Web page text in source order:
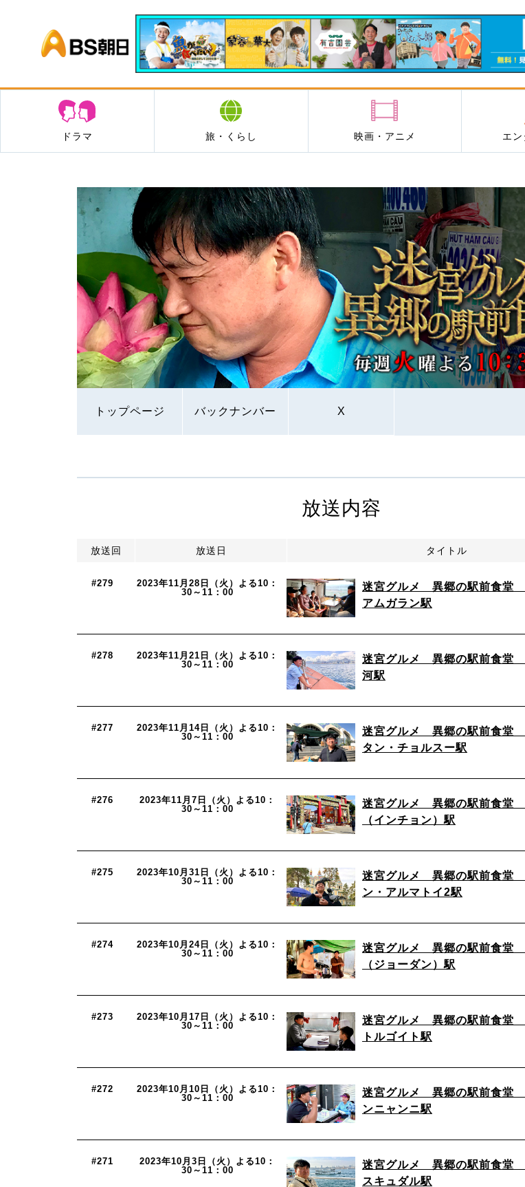
BS朝日
ドラマ 旅・くらし 映画・アニメ エ
トップページ バックナンバー X
放送内容
放送回 放送日 タイトル
#279
2023年11月28日（火）よる10：
30～11：00
迷宮グルメ 異郷の駅前食堂
アムガラン駅
#278
2023年11月21日（火）よる10：
30～11：00
迷宮グルメ 異郷の駅前食堂
河駅
#277
2023年11月14日（火）よる10：
30～11：00
迷宮グルメ 異郷の駅前食堂
タン・チョルスー駅
#276
2023年11月7日（火）よる10：
30～11：00
迷宮グルメ 異郷の駅前食堂
（インチョン）駅
#275
2023年10月31日（火）よる10：
30～11：00
迷宮グルメ 異郷の駅前食堂
ン・アルマトイ2駅
#274
2023年10月24日（火）よる10：
30～11：00
迷宮グルメ 異郷の駅前食堂
（ジョーダン）駅
#273
2023年10月17日（火）よる10：
30～11：00
迷宮グルメ 異郷の駅前食堂
トルゴイト駅
#272
2023年10月10日（火）よる10：
30～11：00
迷宮グルメ 異郷の駅前食堂
ンニャンニ駅
#271
2023年10月3日（火）よる10：
30～11：00
迷宮グルメ 異郷の駅前食堂
スキュダル駅